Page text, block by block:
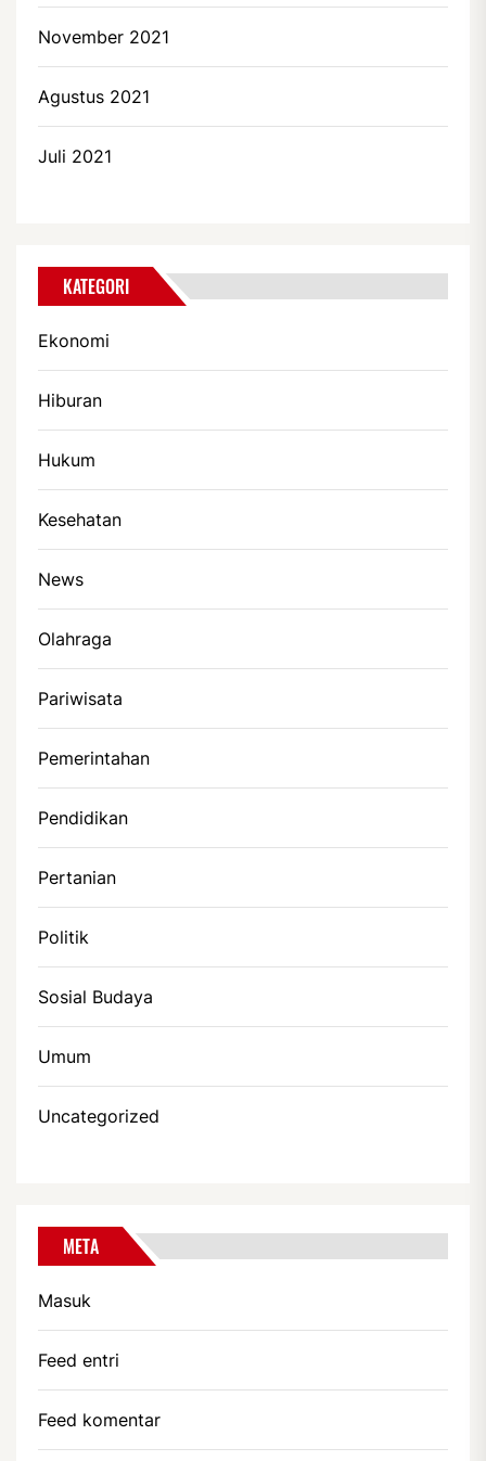
November 2021
Agustus 2021
Juli 2021
KATEGORI
Ekonomi
Hiburan
Hukum
Kesehatan
News
Olahraga
Pariwisata
Pemerintahan
Pendidikan
Pertanian
Politik
Sosial Budaya
Umum
Uncategorized
META
Masuk
Feed entri
Feed komentar